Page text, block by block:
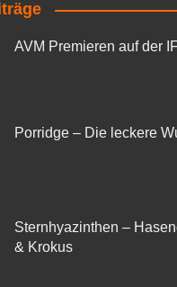
AVM Premieren auf der
Porridge – Die leckere
Sternhyazinthen –
& Krokus